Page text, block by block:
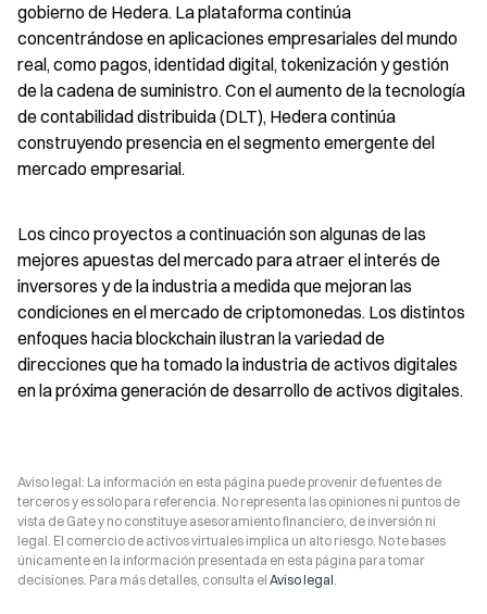
gobierno de Hedera. La plataforma continúa
concentrándose en aplicaciones empresariales del mundo
real, como pagos, identidad digital, tokenización y gestión
de la cadena de suministro. Con el aumento de la tecnología
de contabilidad distribuida (DLT), Hedera continúa
construyendo presencia en el segmento emergente del
mercado empresarial.
Los cinco proyectos a continuación son algunas de las
mejores apuestas del mercado para atraer el interés de
inversores y de la industria a medida que mejoran las
condiciones en el mercado de criptomonedas. Los distintos
enfoques hacia blockchain ilustran la variedad de
direcciones que ha tomado la industria de activos digitales
en la próxima generación de desarrollo de activos digitales.
Aviso legal: La información en esta página puede provenir de fuentes de
terceros y es solo para referencia. No representa las opiniones ni puntos de
vista de Gate y no constituye asesoramiento financiero, de inversión ni
legal. El comercio de activos virtuales implica un alto riesgo. No te bases
únicamente en la información presentada en esta página para tomar
decisiones. Para más detalles, consulta el Aviso legal.